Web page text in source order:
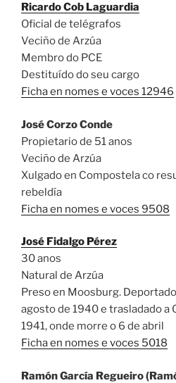
Ricardo Cob Laguardia
Oficial de telégrafos
Veciño de Arzúa
Membro do PCE
Destituído do seu cargo
Ficha en nomes e voces 12946
José Corzo Conde
Propietario de 51 anos
Veciño de Arzúa
Xulgado en Compostela co
rebeldía
Ficha en nomes e voces 9508
José Fidalgo Pérez
30 anos
Natural de Arzúa
Preso en Moosburg.
agosto de 1940 e trasladado a
1941, onde morre o 6 de abril
Ficha en nomes e voces 5018
Ramón García Regueiro